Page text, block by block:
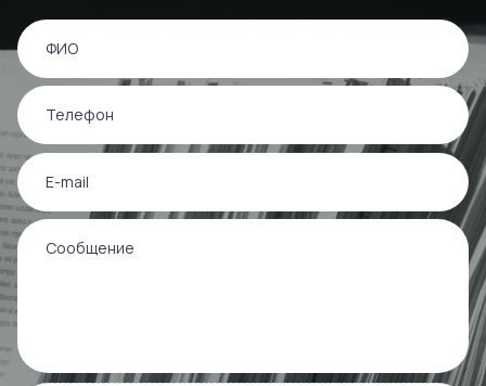
ФИО
Телефон
E-mail
Сообщение